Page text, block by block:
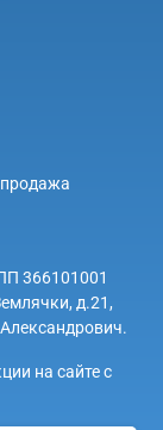
продажа
366101001
д.21,
на сайте с